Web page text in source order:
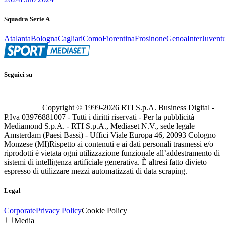
Squadra Serie A
AtalantaBolognaCagliariComoFiorentinaFrosinoneGenoaInter
Seguici su
Copyright © 1999-2026 RTI S.p.A. Business Digital -
P.Iva 03976881007 - Tutti i diritti riservati - Per la pubblicità
Mediamond S.p.A. - RTI S.p.A., Mediaset N.V., sede legale
Amsterdam (Paesi Bassi) - Uffici Viale Europa 46, 20093 Cologno
Monzese (MI)Rispetto ai contenuti e ai dati personali trasmessi e/o
riprodotti è vietata ogni utilizzazione funzionale all’addestramento di
sistemi di intelligenza artificiale generativa. È altresì fatto divieto
espresso di utilizzare mezzi automatizzati di data scraping.
Legal
CorporatePrivacy PolicyCookie Policy
Media